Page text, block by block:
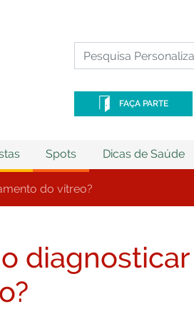
FAÇA PARTE
Spots Dicas de Saúde
do vítreo?